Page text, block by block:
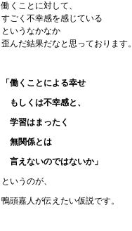
働くことに対して、
すごく不幸感を感じている
というなかなか
歪んだ結果だなと思っております。
「働くことによる幸せ
もしくは不幸感と、
学習はまったく
無関係とは
言えないのではないか」
というのが、
鴨頭嘉人が伝えたい仮説です。